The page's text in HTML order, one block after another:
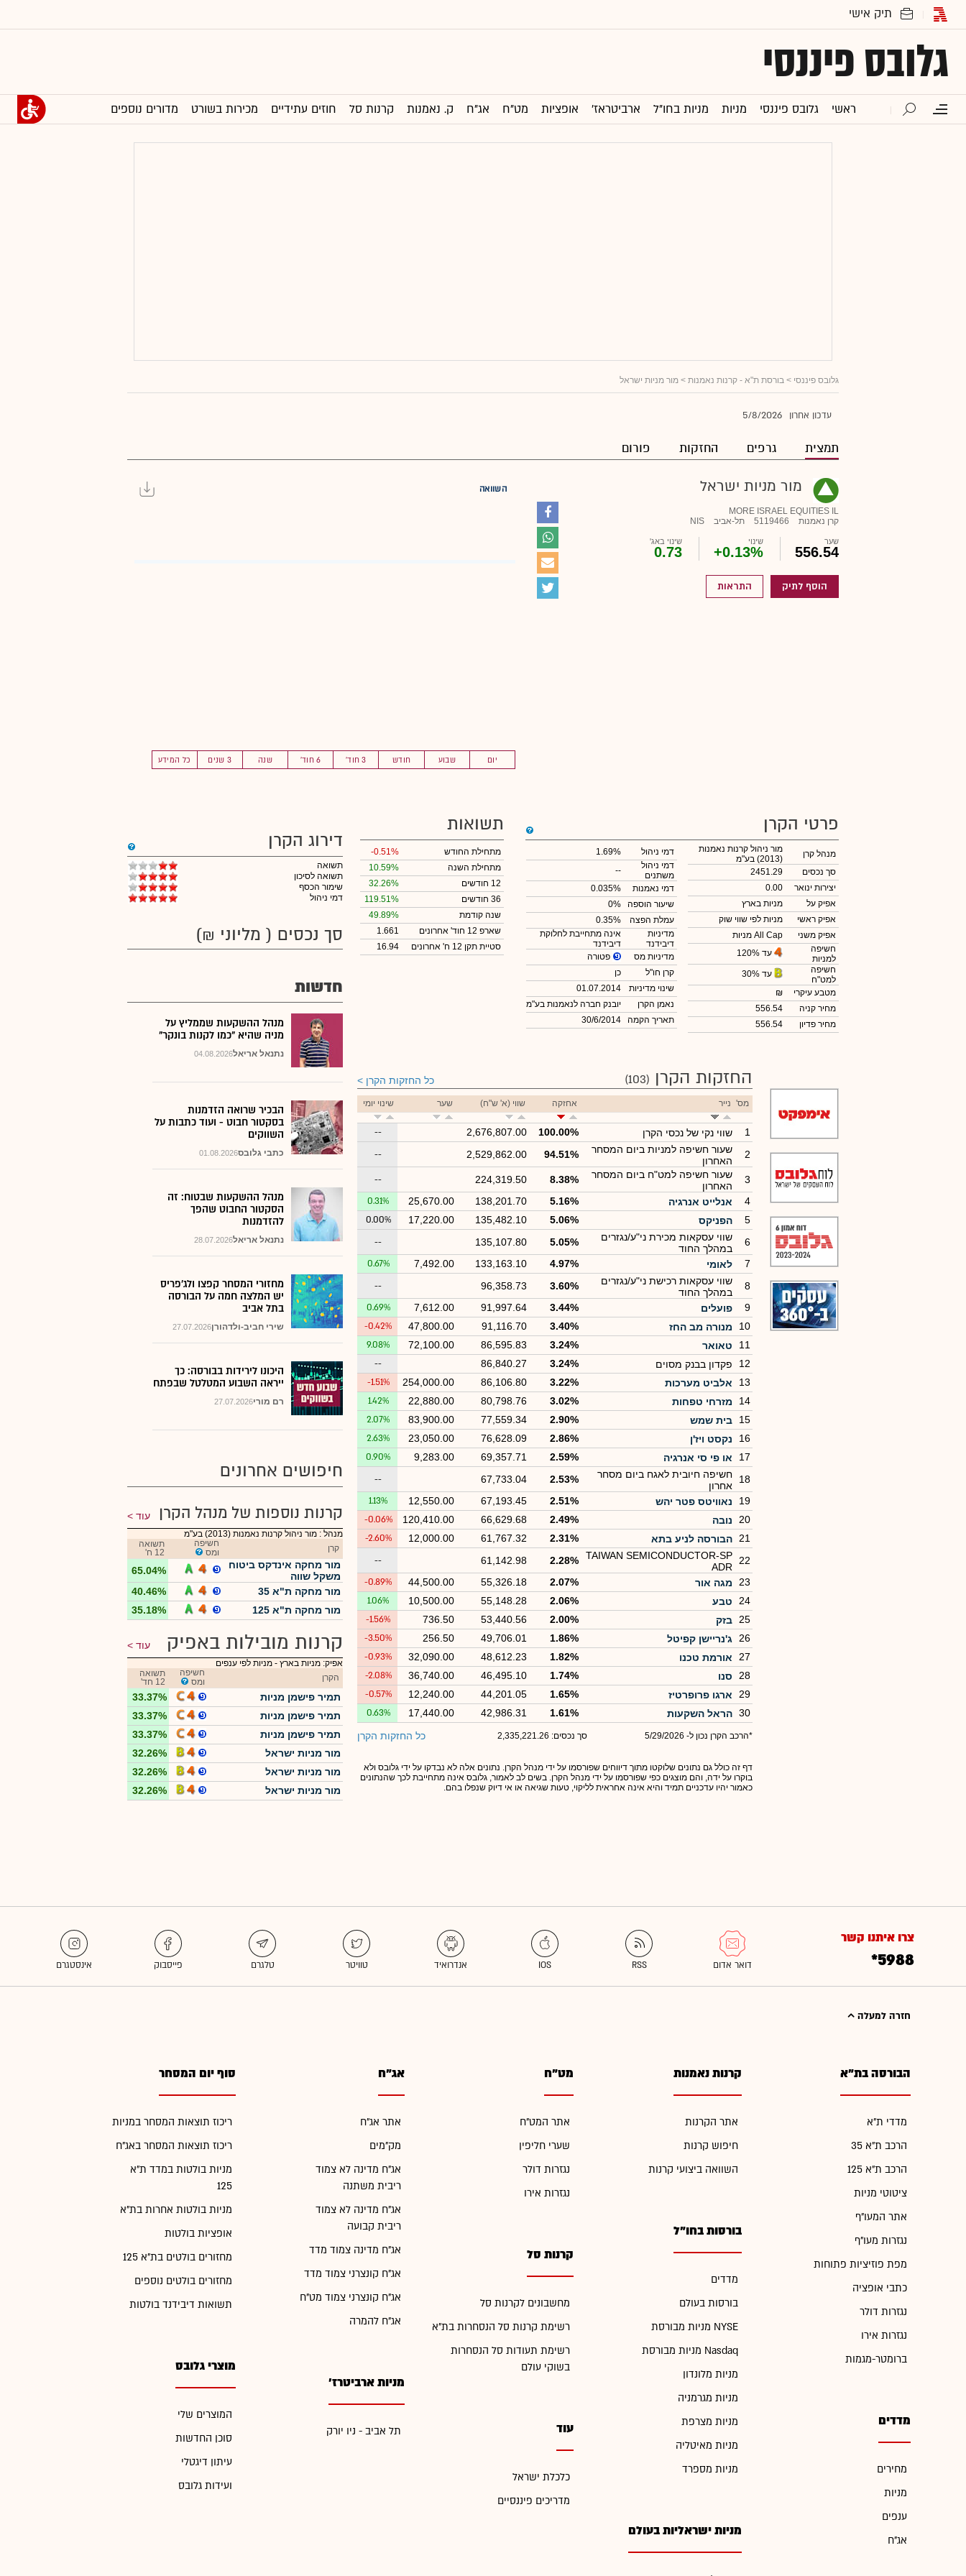
גלובס פיננסי
ראשי גלובס פיננסי מניות מניות בחו"ל ארביטראז' אופציות מט"ח אג"ח ק. נאמנות קרנות סל חוזים עתידיים מכירות בשורט מדורים נוספים
גלובס פיננסי > בורסת ת"א - קרנות נאמנות > מור מניות ישראל
עדכון אחרון 5/8/2026
תמצית גרפים החזקות פורום
מור מניות ישראל
MORE ISRAEL EQUITIES IL
קרן נאמנות
5119466 תל-אביב NIS
שער
556.54
שינוי
+0.13%
שינוי באג'
0.73
הוסף לתיק התראות
השוואה
יום שבוע חודש 3 חוד' 6 חוד' שנה 3 שנים כל המידע
פרטי הקרן
מנהל קרן
מור ניהול קרנות נאמנות
(2013) בע"מ
סך נכסים
2451.29
יצירות ינואר
0.00
אפיק על
מניות בארץ
אפיק ראשי
מניות לפי שווי שוק
אפיק משני
מניות All Cap
חשיפה
למניות
עד 120%
חשיפה
למט"ח
עד 30%
מטבע עיקרי
₪
מחיר קניה
556.54
מחיר פדיון
556.54
דמי ניהול
1.69%
דמי ניהול
משתנים
--
דמי נאמנות
0.035%
שיעור הוספה
0%
עמלת הפצה
0.35%
מדיניות
דיבידנד
אינה מתחייבת לחלוקת
דיבידנד
מדיניות מס
פטורה
קרן חו"ל
כן
שינוי מדיניות
01.07.2014
נאמן הקרן
יובנק חברה לנאמנות בע"מ
תאריך הקמה
30/6/2014
תשואות
מתחילת החודש
-0.51%
מתחילת השנה
10.59%
12 חודשים
32.26%
36 חודשים
119.51%
שנה קודמת
49.89%
שארפ 12 חוד' אחרונים
1.661
סטיית תקן 12 ח' אחרונים
16.94
החזקות הקרן (103) כל החזקות הקרן
מס' נייר אחזקה שווי (א' ש"ח) שער שינוי יומי
1 שווי נקי של נכסי הקרן 100.00%
2,676,807.00
--
2
שעור חשיפה למניות ביום המסחר
האחרון
94.51%
2,529,862.00
--
3
שעור חשיפה למט"ח ביום המסחר
האחרון
8.38%
224,319.50
--
4
אנלייט אנרגיה 5.16%
138,201.70
25,670.00
0.31%
5
הפניקס 5.06%
135,482.10
17,220.00
0.00%
6
שווי עסקאות מכירת ני"ע/נגזרים
במהלך החוד
5.05%
135,107.80
--
7
לאומי 4.97%
133,163.10
7,492.00
0.67%
8
שווי עסקאות רכישת ני"ע/נגזרים
במהלך החוד
3.60%
96,358.73
--
9
פועלים 3.44%
91,997.64
7,612.00
0.69%
10
מנורה מב החז 3.40%
91,116.70
47,800.00
-0.42%
11
טאואר 3.24%
86,595.83
72,100.00
9.08%
12
פקדון בבנק מסוים 3.24%
86,840.27
--
13
אלביט מערכות 3.22%
86,106.80
254,000.00
-1.51%
14
מזרחי טפחות 3.02%
80,798.76
22,880.00
1.42%
15
בית שמש 2.90%
77,559.34
83,900.00
2.07%
16
נקסט ויז'ן 2.86%
76,628.09
23,050.00
2.63%
17
או פי סי אנרגיה 2.59%
69,357.71
9,283.00
0.90%
18
חשיפה חיובית לאגח ביום מסחר
אחרון
2.53%
67,733.04
--
19
נאוויטס פטר יהש 2.51%
67,193.45
12,550.00
1.13%
20
נובה 2.49%
66,629.68
120,410.00
-0.06%
21
הבורסה לניע בתא 2.31%
61,767.32
12,000.00
-2.60%
22
TAIWAN SEMICONDUCTOR-SP
ADR
2.28%
61,142.98
--
23
מגה אור 2.07%
55,326.18
44,500.00
-0.89%
24
טבע 2.06%
55,148.28
10,500.00
1.06%
25
בזק 2.00%
53,440.56
736.50
-1.56%
26
ג'נריישן קפיטל 1.86%
49,706.01
256.50
-3.50%
27
אורמת טכנו 1.82%
48,612.23
32,090.00
-0.93%
28
סנו 1.74%
46,495.10
36,740.00
-2.08%
29
ארגו פרופרטיז 1.65%
44,201.05
12,240.00
-0.57%
30 הראל השקעות 1.61%
42,986.31
17,440.00
0.63%
*הרכב הקרן נכון ל- 5/29/2026 סך נכסים: 2,335,221.26 כל החזקות הקרן
דף זה כולל גם נתונים שלוקטו מתוך דיווחים שפורסמו על ידי מנהל הקרן. נתונים אלה לא נבדקו על ידי גלובס ולא
בוקרו על ידה, והם מוצגים כפי שפורסמו על ידי מנהל הקרן. בשים לב לאמור, גלובס אינה מתחייבת לכך שהנתונים
כאמור יהיו עדכניים תמיד והיא אינה אחראית לליקוי, טעות שגיאה או אי דיוק שנפלו בהם.
דירוג הקרן
תשואה
תשואה לסיכון
שימור הכסף
דמי ניהול
סך נכסים ( מליוני ₪)
חדשות
מנהל ההשקעות שממליץ על
מניה שהיא "כמו לקנות בונקר"
04.08.2026נתנאל אריאל
הבכיר שרואה הזדמנות
בסקטור חבוט - ועוד כתבות על
השווקים
01.08.2026כתבי גלובס
מנהל ההשקעות שבטוח: זה
הסקטור החבוט שהפך
להזדמנות
28.07.2026נתנאל אריאל
מחזורי המסחר קפצו ולג'פריס
יש המלצה חמה על הבורסה
בתל אביב
27.07.2026שירי חביב-ולדהורן
היכונו לירידות בבורסה: כך
ייראה השבוע המטלטל שבפתח
27.07.2026רם מורי
חיפושים אחרונים
קרנות נוספות של מנהל הקרן עוד
מנהל : מור ניהול קרנות נאמנות (2013) בע"מ
קרן
חשיפה
ומס
תשואה
12 ח'
מור מחקה אינדקס ביטוח
משקל שווה
65.04%
מור מחקה ת"א 35
40.46%
מור מחקה ת"א 125
35.18%
קרנות מובילות באפיק עוד
אפיק: מניות בארץ - מניות לפי ענפים
הקרן
חשיפה
ומס
תשואה
12 חד'
תמיר פישמן מניות
33.37%
תמיר פישמן מניות
33.37%
תמיר פישמן מניות
33.37%
מור מניות ישראל
32.26%
מור מניות ישראל
32.26%
מור מניות ישראל
32.26%
צרו איתנו קשר
*5988
חזרה למעלה
הבורסה בת"א
מדדי ת"א
הרכב ת"א 35
הרכב ת"א 125
ציטוטי מניות
אתר המעו"ף
נגזרות מעו"ף
מפת פוזיציות פתוחות
כתבי אופציה
נגזרות דולר
נגזרות אירו
ברומטר-מגמות
מדדים
מחירים
מניות
ענפים
אג"ח
קרנות נאמנות
אתר הקרנות
חיפוש קרנות
השוואה ביצועי קרנות
בורסות בחו"ל
מדדים
בורסות בעולם
מניות מבורסת NYSE
מניות מבורסת Nasdaq
מניות מלונדון
מניות מגרמניה
מניות מצרפת
מניות מאיטליה
מניות מספרד
מניות ישראליות בעולם
מט"ח
אתר המט"ח
שערי חליפין
נגזרות דולר
נגזרות אירו
קרנות סל
מחשבונים לקרנות סל
רשימת קרנות סל הנסחרות בת"א
רשימת תעודות סל הנסחרות
בשוקי עולם
עוד
כלכלת ישראל
מדריכים פיננסיים
אג"ח
אתר אג"ח
מק"מים
אג"ח מדינה לא צמוד
ריבית משתנה
אג"ח מדינה לא צמוד
ריבית קבועה
אג"ח מדינה צמוד מדד
אג"ח קונצרני צמוד מדד
אג"ח קונצרני צמוד מט"ח
אג"ח להמרה
מניות ארביטרז'
תל אביב - ניו יורק
סוף יום המסחר
ריכוז תוצאות המסחר במניות
ריכוז תוצאות המסחר באג"ח
מניות בולטות במדד ת"א
125
מניות בולטות אחרות בת"א
אופציות בולטות
מחזורים בולטים בת"א 125
מחזורים בולטים נוספים
תשואות דיבידנד בולטות
מוצרי גלובס
המוצרים שלי
סוכן החדשות
עיתון דיגטלי
ועידות גלובס